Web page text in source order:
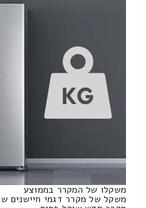
משקלו של המקרר בממוצע
משקל של מקרר דגמי חיישנים